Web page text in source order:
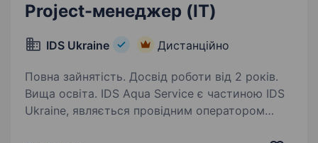
Project-менеджер (IT)
IDS Ukraine Дистанційно
Повна зайнятість. Досвід роботи від 2 років.
Вища освіта. IDS Aqua Service є частиною IDS
Ukraine, являється провідним оператором